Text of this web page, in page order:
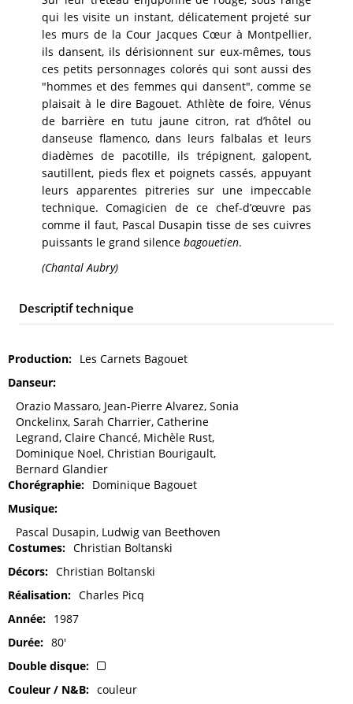
qui les visite un instant, délicatement projeté sur
les murs de la Cour Jacques Cœur à Montpellier,
ils dansent, ils dérisionnent sur eux-mêmes, tous
ces petits personnages colorés qui sont aussi des
"hommes et des femmes qui dansent", comme se
plaisait à le dire Bagouet. Athlète de foire, Vénus
de barrière en tutu jaune citron, rat d’hôtel ou
danseuse flamenco, dans leurs falbalas et leurs
diadèmes de pacotille, ils trépignent, galopent,
sautillent, pieds flex et poignets cassés, appuyant
leurs apparentes pitreries sur une impeccable
technique. Comagicien de ce chef-d’œuvre pas
comme il faut, Pascal Dusapin tisse de ses cuivres
puissants le grand silence bagouetien.
(Chantal Aubry)
Descriptif technique
Production
Les Carnets Bagouet
Danseur
Orazio Massaro, Jean-Pierre Alvarez, Sonia
Onckelinx, Sarah Charrier, Catherine
Legrand, Claire Chancé, Michèle Rust,
Dominique Noel, Christian Bourigault,
Bernard Glandier
Chorégraphie
Dominique Bagouet
Musique
Pascal Dusapin, Ludwig van Beethoven
Costumes
Christian Boltanski
Décors
Christian Boltanski
Réalisation
Charles Picq
Année
1987
Durée
80'
Double disque
Couleur / N&B
couleur